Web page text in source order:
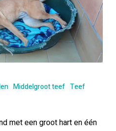
Middelgroot teef Teef
met een groot hart en één